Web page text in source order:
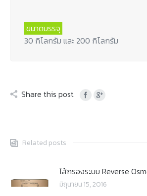
ขนาดบรรจุ
30 กิโลกรัม และ 200 กิโลกรัม
Share this post
Related posts
ไส้กรองระบบ Reverse
มิถุนายน 15, 2016